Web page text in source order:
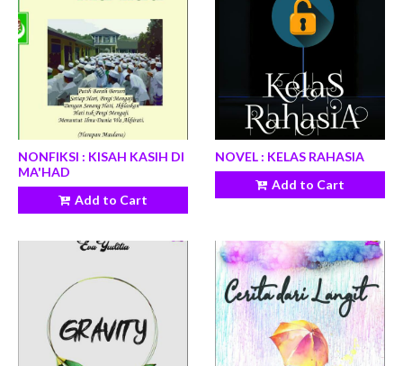
NONFIKSI : KISAH KASIH DI
MA'HAD
Add to Cart
NOVEL : KELAS RAHASIA
Add to Cart